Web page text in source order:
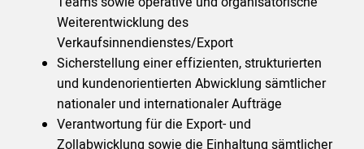
Weiterentwicklung des
Verkaufsinnendienstes/Export
Sicherstellung einer effizienten, strukturierten
und kundenorientierten Abwicklung sämtlicher
nationaler und internationaler Aufträge
Verantwortung für die Export- und
Zollabwicklung sowie die Einhaltung sämtlicher